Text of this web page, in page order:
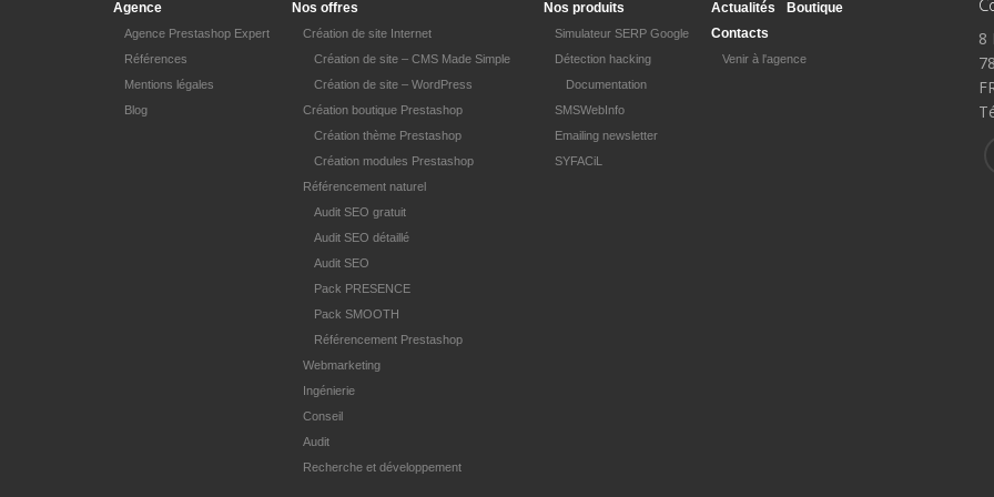
Agence
Agence Prestashop Expert
Références
Mentions légales
Blog
Nos offres
Création de site Internet
Création de site – CMS Made Simple
Création de site – WordPress
Création boutique Prestashop
Création thème Prestashop
Création modules Prestashop
Référencement naturel
Audit SEO gratuit
Audit SEO détaillé
Audit SEO
Pack PRESENCE
Pack SMOOTH
Référencement Prestashop
Webmarketing
Ingénierie
Conseil
Audit
Recherche et développement
Nos produits
Simulateur SERP Google
Détection hacking
Documentation
SMSWebInfo
Emailing newsletter
SYFACiL
Actualités
Boutique
Contacts
Venir à l'agence
8